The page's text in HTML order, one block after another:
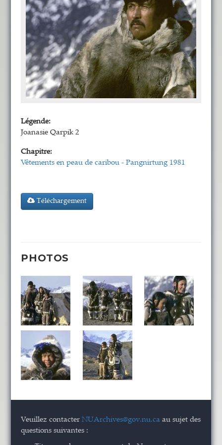
Légende:
Joanasie Qarpik 2
Chapitre:
Vêtements en peau de caribou - Pangnirtung 1981
Téléchargement
PHOTOS
Veuillez contacterNUArchives@gov.nu.ca au sujet des
questions suivantes :